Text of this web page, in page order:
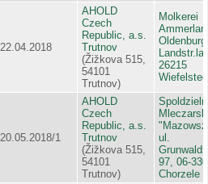
22.04.2018
AHOLD
Czech
Republic, a.s.
Trutnov
(Žižkova 515,
54101
Trutnov)
Molkerei
Landstr.la,
26215
20.05.2018/1
AHOLD
Czech
Republic, a.s.
Trutnov
(Žižkova 515,
54101
Trutnov)
ul.
97, 06-330
Chorzele